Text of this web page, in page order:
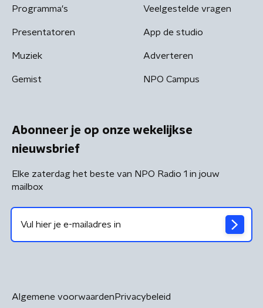
Programma's
Presentatoren
Muziek
Gemist
Veelgestelde vragen
App de studio
Adverteren
NPO Campus
Abonneer je op onze wekelijkse
nieuwsbrief
Elke zaterdag het beste van NPO Radio 1 in jouw
mailbox
Algemene voorwaarden Privacybeleid